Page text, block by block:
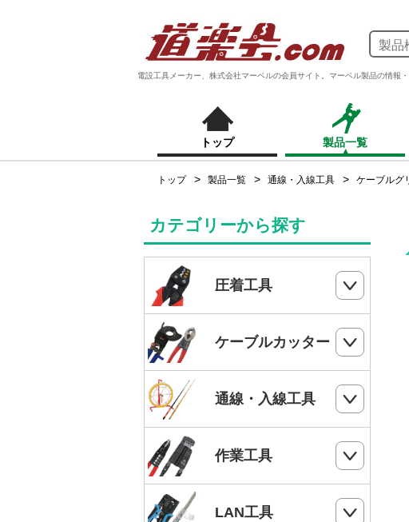
電設工具メーカー、株式会社マーベルの会員サイト。マーベル製品の情報
トップ 製品一覧
トップ 製品一覧 通線・入線工具 ケーブルグ
カテゴリーから探す
圧着工具
ハンドプレス
電気工事士技能試験工具セット
手動油圧圧着工具
MC4端子用圧着工具
フェルール端子 圧着工具
ケーブルカッター
ケーブルカッター
ワイヤーカッター
ハードカッター
通線・入線工具
スネークラインシリーズ
Jetラインシリーズ
通線収納ケース
作業工具
切断・パンチ
LAN工具